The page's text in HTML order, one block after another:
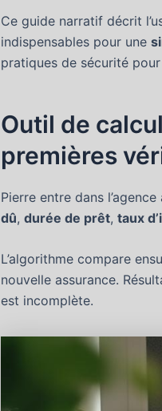
Ce guide narratif décrit
indispensables pour une
pratiques de sécurité
Outil de
premières
Pierre entre dans
dû, durée de prêt, taux
L’algorithme compare
nouvelle assurance.
est incomplète.